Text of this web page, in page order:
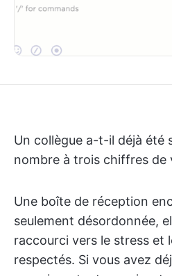
Un collègue a-t-il déjà été
nombre à trois chiffres de
Une boîte de réception
seulement désordonnée,
raccourci vers le stress et
respectés. Si vous avez